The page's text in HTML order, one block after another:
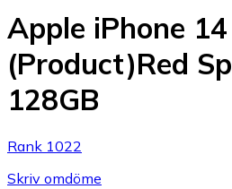
Apple iPhone 14
(Product)Red
128GB
Rank 1022
Skriv omdöme